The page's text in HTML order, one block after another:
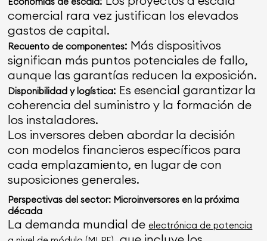
comercial rara vez justifican los elevados
gastos de capital.
Recuento de componentes: Más dispositivos
significan más puntos potenciales de fallo,
aunque las garantías reducen la exposición.
Disponibilidad y logística: Es esencial garantizar la
coherencia del suministro y la formación de
los instaladores.
Los inversores deben abordar la decisión
con modelos financieros específicos para
cada emplazamiento, en lugar de con
suposiciones generales.
Perspectivas del sector: Microinversores en la próxima
década
La demanda mundial de electrónica de potencia